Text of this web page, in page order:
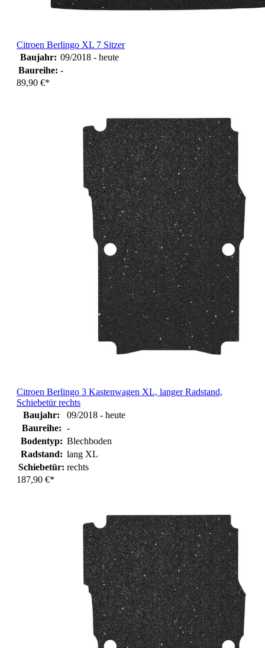
Citroen Berlingo XL 7 Sitzer
Baujahr: 09/2018 - heute
Baureihe: -
89,90 €*
Citroen Berlingo 3 Kastenwagen XL, langer Radstand,
Schiebetür rechts
Baujahr:
09/2018 - heute
Baureihe: -
Bodentyp: Blechboden
Radstand: lang XL
Schiebetür: rechts
187,90 €*